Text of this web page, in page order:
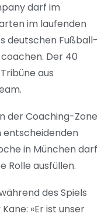
darf im
im laufenden
deutschen Fußball-
Der 40
aus
der Coaching-Zone
entscheidenden
in München darf
Rolle ausfüllen.
des Spiels
«Er ist unser